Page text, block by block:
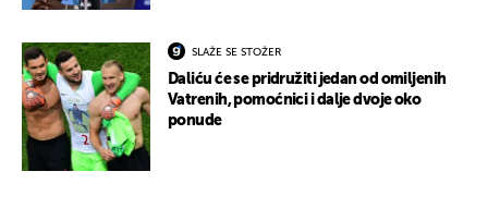
SLAŽE SE STOŽER
Daliću će se pridružiti jedan od omiljenih
Vatrenih, pomoćnici i dalje dvoje oko
ponude